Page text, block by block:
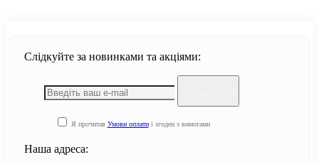
Слідкуйте за новинками та акціями:
Я прочитав Умови оплатиі згоден з вимогами
Наша адреса: